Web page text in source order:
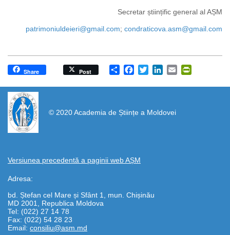
Secretar științific general al AȘM
patrimoniuldeieri@gmail.com; condraticova.asm@gmail.com
Share
Share Post Facebook
TwitterLinkedIn
Email
© 2020 Academia de Științe a Moldovei
Versiunea precedentă a paginii web AȘM
Adresa:
bd. Ștefan cel Mare și Sfânt 1, mun. Chișinău
MD 2001, Republica Moldova
Tel: (022) 27 14 78
Fax: (022) 54 28 23
Email: consiliu@asm.md
https://propletenie.ru/